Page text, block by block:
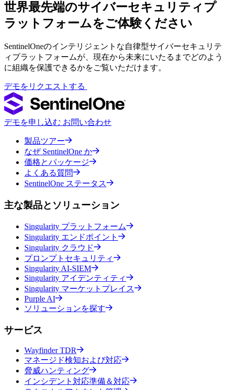
世界最先端のサイバーセキュリティプ
ラットフォームをご体験ください
SentinelOneのインテリジェントな自律型サイバーセキュリテ
ィプラットフォームが、現在から未来にいたるまでどのよう
に組織を保護できるかをご覧いただけます。
デモをリクエストする
デモを申し込む お問い合わせ
製品ツアー
なぜ SentinelOne か
価格とパッケージ
よくある質問
SentinelOne ステータス
主な製品とソリューション
Singularity プラットフォーム
Singularity エンドポイント
Singularity クラウド
プロンプトセキュリティ
Singularity AI-SIEM
Singularity アイデンティティ
Singularity マーケットプレイス
Purple AI
ソリューションを探す
サービス
Wayfinder TDR
マネージド検知および対応
脅威ハンティング
インシデント対応準備＆対応